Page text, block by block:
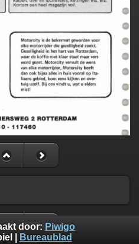
door: Piwigo
Bureaublad